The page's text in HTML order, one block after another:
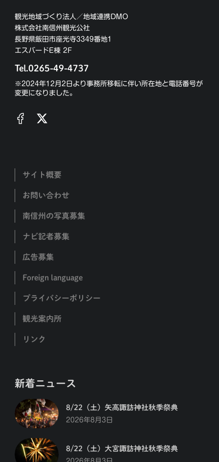
観光地域づくり法人／地域連携DMO
株式会社南信州観光公社
長野県飯田市座光寺3349番地1
エスバードE棟 2F
Tel.0265-49-4737
※2024年12月2日より事務所移転に伴い所在地と電話番号が
変更になりました。
サイト概要
お問い合わせ
南信州の写真募集
ナビ記者募集
広告募集
Foreign language
プライバシーポリシー
観光案内所
リンク
新着ニュース
8/22（土）矢高諏訪神社秋季祭典
2026年8月3日
8/22（土）大宮諏訪神社秋季祭典